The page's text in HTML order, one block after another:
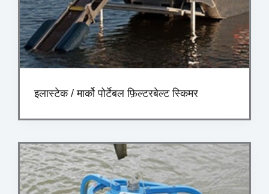
इलास्टेक / मार्को पोर्टेबल फ़िल्टरबेल्ट स्किमर